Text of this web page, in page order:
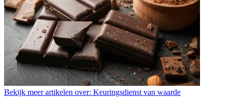
Bekijk meer artikelen over: Keuringsdienst van waarde